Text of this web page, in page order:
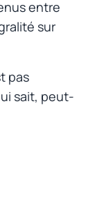
entre
sur
pas
sait, peut-